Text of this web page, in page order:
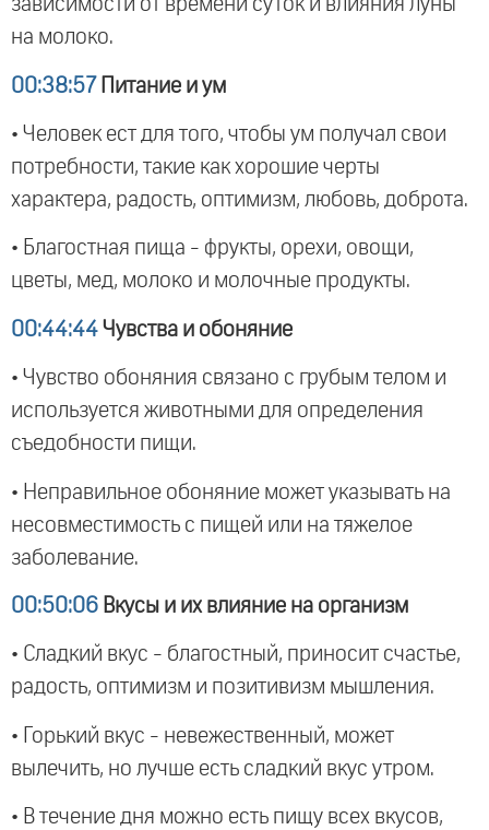
зависимости от времени суток и влияния луны
на молоко.
00:38:57 Питание и ум
• Человек ест для того, чтобы ум получал свои
потребности, такие как хорошие черты
характера, радость, оптимизм, любовь, доброта.
• Благостная пища - фрукты, орехи, овощи,
цветы, мед, молоко и молочные продукты.
00:44:44 Чувства и обоняние
• Чувство обоняния связано с грубым телом и
используется животными для определения
съедобности пищи.
• Неправильное обоняние может указывать на
несовместимость с пищей или на тяжелое
заболевание.
00:50:06 Вкусы и их влияние на организм
• Сладкий вкус - благостный, приносит счастье,
радость, оптимизм и позитивизм мышления.
• Горький вкус - невежественный, может
вылечить, но лучше есть сладкий вкус утром.
• В течение дня можно есть пищу всех вкусов,